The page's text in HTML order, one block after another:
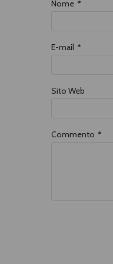
Nome *
E-mail *
Sito Web
Commento *